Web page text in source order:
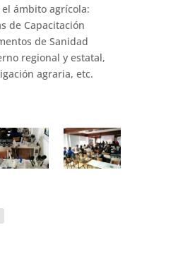
ámbito agrícola:
de Capacitación
de Sanidad
regional y estatal,
agraria, etc.